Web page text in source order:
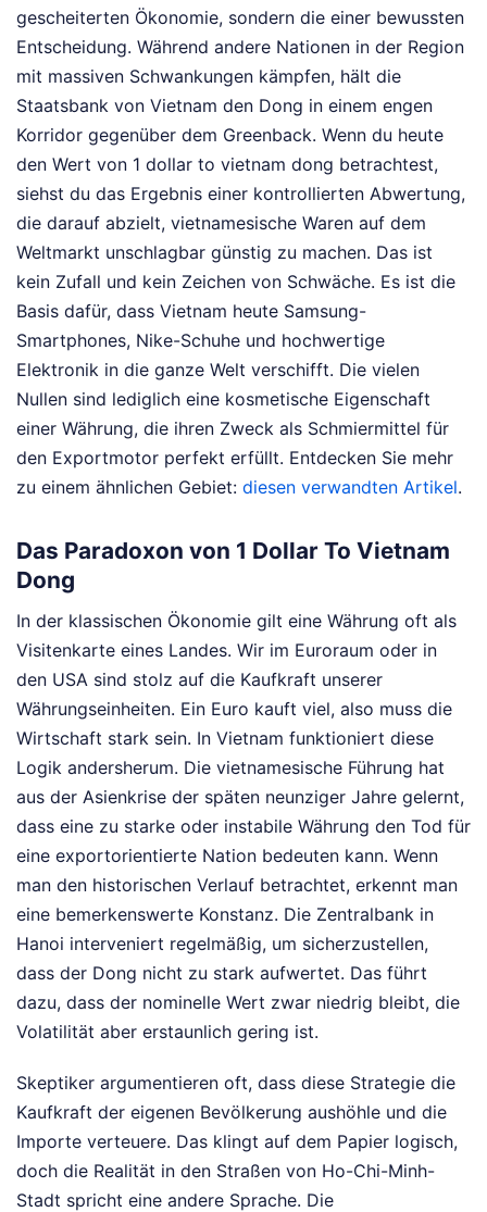
gescheiterten Ökonomie, sondern die einer bewussten
Entscheidung. Während andere Nationen in der Region
mit massiven Schwankungen kämpfen, hält die
Staatsbank von Vietnam den Dong in einem engen
Korridor gegenüber dem Greenback. Wenn du heute
den Wert von 1 dollar to vietnam dong betrachtest,
siehst du das Ergebnis einer kontrollierten Abwertung,
die darauf abzielt, vietnamesische Waren auf dem
Weltmarkt unschlagbar günstig zu machen. Das ist
kein Zufall und kein Zeichen von Schwäche. Es ist die
Basis dafür, dass Vietnam heute Samsung-
Smartphones, Nike-Schuhe und hochwertige
Elektronik in die ganze Welt verschifft. Die vielen
Nullen sind lediglich eine kosmetische Eigenschaft
einer Währung, die ihren Zweck als Schmiermittel für
den Exportmotor perfekt erfüllt. Entdecken Sie mehr
zu einem ähnlichen Gebiet: diesen verwandten Artikel.
Das Paradoxon von 1 Dollar To Vietnam
Dong
In der klassischen Ökonomie gilt eine Währung oft als
Visitenkarte eines Landes. Wir im Euroraum oder in
den USA sind stolz auf die Kaufkraft unserer
Währungseinheiten. Ein Euro kauft viel, also muss die
Wirtschaft stark sein. In Vietnam funktioniert diese
Logik andersherum. Die vietnamesische Führung hat
aus der Asienkrise der späten neunziger Jahre gelernt,
dass eine zu starke oder instabile Währung den Tod für
eine exportorientierte Nation bedeuten kann. Wenn
man den historischen Verlauf betrachtet, erkennt man
eine bemerkenswerte Konstanz. Die Zentralbank in
Hanoi interveniert regelmäßig, um sicherzustellen,
dass der Dong nicht zu stark aufwertet. Das führt
dazu, dass der nominelle Wert zwar niedrig bleibt, die
Volatilität aber erstaunlich gering ist.
Skeptiker argumentieren oft, dass diese Strategie die
Kaufkraft der eigenen Bevölkerung aushöhle und die
Importe verteuere. Das klingt auf dem Papier logisch,
doch die Realität in den Straßen von Ho-Chi-Minh-
Stadt spricht eine andere Sprache. Die